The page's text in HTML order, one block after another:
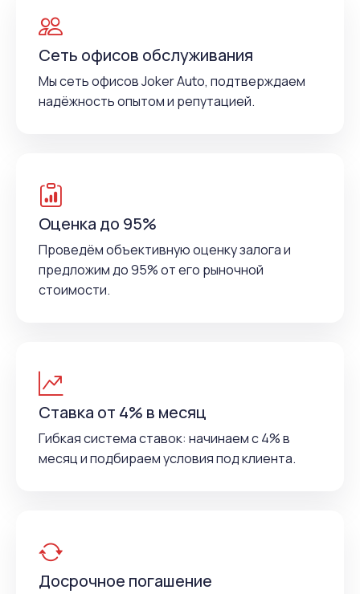
Сеть офисов обслуживания
Мы сеть офисов Joker Auto, подтверждаем
надёжность опытом и репутацией.
Оценка до 95%
Проведём объективную оценку залога и
предложим до 95% от его рыночной
стоимости.
Ставка от 4% в месяц
Гибкая система ставок: начинаем с 4% в
месяц и подбираем условия под клиента.
Досрочное погашение